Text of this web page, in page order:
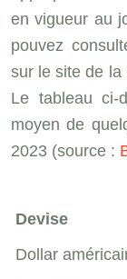
en vigueur au
pouvez
sur le site de la
Le tableau ci-
moyen de
2023 (source :
Devise
Dollar